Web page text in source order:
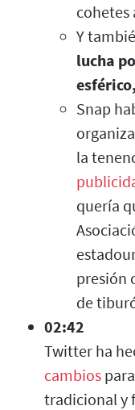
cohetes
Y
lucha
Snap
la
quería
presión
de
02:42
Twitter ha
cambios
tradicional y